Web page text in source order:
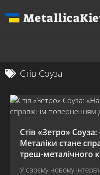
до
Стів Соуза
Стів «Зетро»
Металіки стане
треш-металічного
У своєму новому